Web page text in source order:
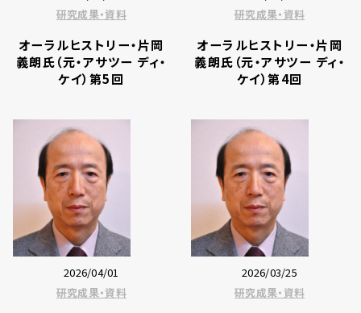
研究成果・資料
オーラルヒストリー・片岡
義朗氏（元・アサツー ディ・
ケイ）第5回
研究成果・資料
オーラルヒストリー・片岡
義朗氏（元・アサツー ディ・
ケイ）第4回
2026/04/01
研究成果・資料
2026/03/25
研究成果・資料